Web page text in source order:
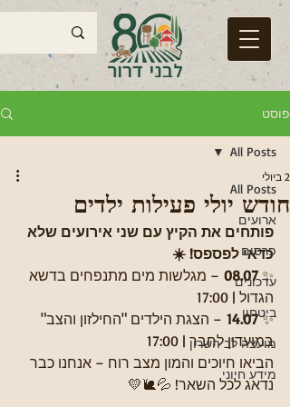
פוסט
All Posts
ארועים
פרסום
עדכונים
ביטחון
מועצה לב השרון
מידע חיוני
All Posts
חודש יולי פעילות ילדים
2 ביולי
פותחים את הקיץ עם שני אירועים שלא
כדאי לפספס! ☀️
✨
08.07 – מגלשות מים מתנפחים בדשא
הגדול | 17:00
✨
14.07 – הצגת הילדים "החילזון והצב"
במועדון לחבר | 17:00
הביאו חיוכים והמון מצב רוח – אנחנו כבר
נדאג לכל השאר! 💦🐌💛